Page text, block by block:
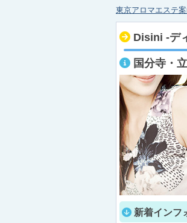
東京アロマエステ
Disini -デ
国分寺・
新着インフ